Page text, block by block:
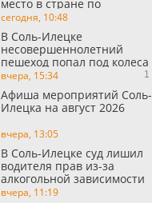
место в стране по
выращиванию арбузов
сегодня, 10:48
В Соль-Илецке
несовершеннолетний
пешеход попал под колеса
автомобиля
вчера, 15:34 1
Афиша мероприятий Соль-
Илецка на август 2026
вчера, 13:05
В Соль-Илецке суд лишил
водителя прав из-за
алкогольной зависимости
вчера, 11:19